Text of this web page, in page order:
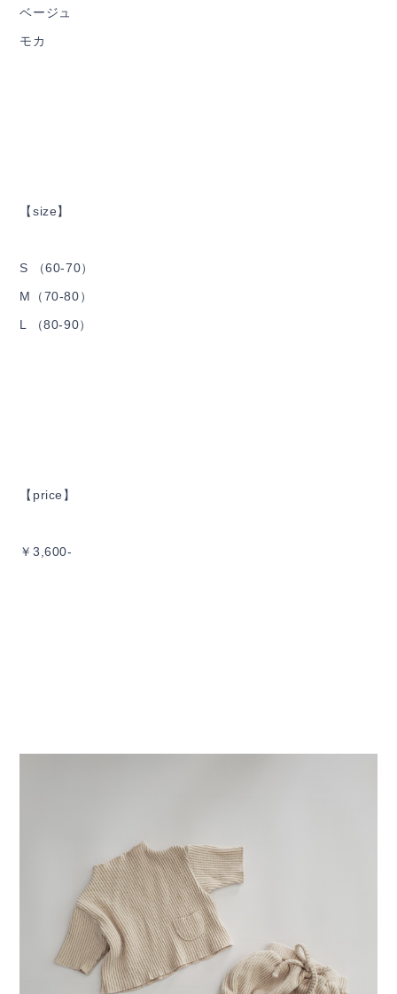
ベージュ
モカ
【size】
S （60-70）
M（70-80）
L （80-90）
【price】
￥3,600-